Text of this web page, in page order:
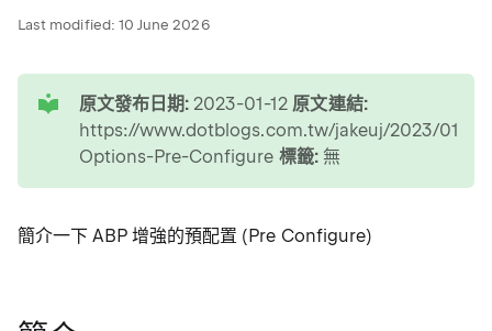
Last modified: 10 June 2026
原文發布日期: 2023-01-12 原文連結:
https://www.dotblogs.com.tw/jakeuj/2023/01/
Options-Pre-Configure 標籤:無
簡介一下 ABP 增強的預配置 (Pre Configure)